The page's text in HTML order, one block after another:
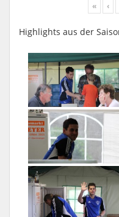
« ‹
Highlights aus der